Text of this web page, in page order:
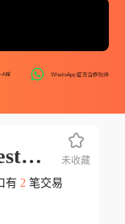
Novelty Tannery Investment Ltd.
有 2笔交易
未收藏